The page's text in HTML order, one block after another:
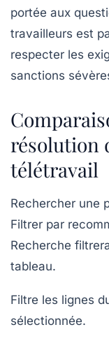
portée aux
travailleurs est
respecter les
sanctions
résolution
télétravail
Rechercher une
Filtrer par
Recherche
tableau.
Filtre les lignes
sélectionnée.